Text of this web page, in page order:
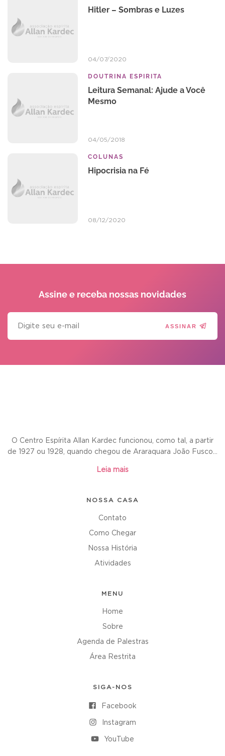
Hitler – Sombras e Luzes
04/07/2020
DOUTRINA ESPIRITA
Leitura Semanal: Ajude a Você
Mesmo
04/05/2018
COLUNAS
Hipocrisia na Fé
08/12/2020
Assine e receba nossas novidades
ASSINAR
O Centro Espírita Allan Kardec funcionou, como tal, a partir
de 1927 ou 1928, quando chegou de Araraquara João Fusco...
Leia mais
NOSSA CASA
Contato
Como Chegar
Nossa História
Atividades
MENU
Home
Sobre
Agenda de Palestras
Área Restrita
SIGA-NOS
Facebook
Instagram
YouTube